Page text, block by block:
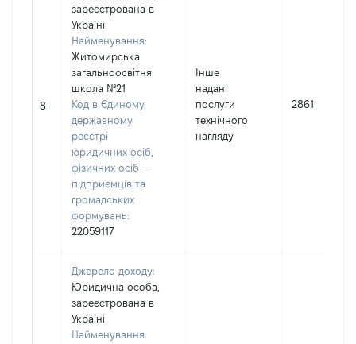
8
зареєстрована в
Україні
Найменування:
Житомирська
загальноосвітня
школа №21
Код в Єдиному
державному
реєстрі
юридичних осіб,
фізичних осіб –
підприємців та
громадських
формувань:
22059117
Інше
надані
послуги
технічного
нагляду
2861
Джерело доходу:
Юридична особа,
зареєстрована в
Україні
Найменування: